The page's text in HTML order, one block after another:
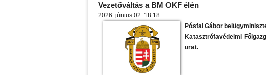
Vezetőváltás a BM OKF élén
2026. június 02. 18:18
Pósfai Gábor
Katasztrófavédelmi
urat.